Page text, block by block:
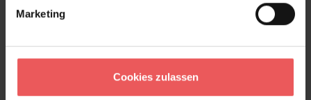
Marketing
Cookies zulassen